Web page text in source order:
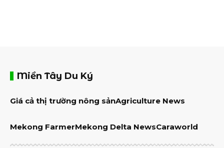
Miền Tây Du Ký
Giá cả thị trường nông sảnAgriculture News
Mekong FarmerMekong Delta NewsCaraworld